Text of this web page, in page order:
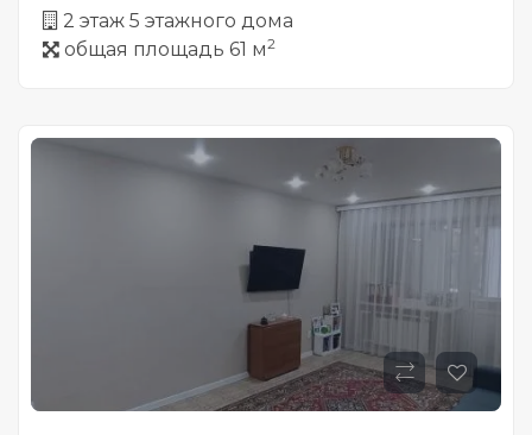
2 этаж 5 этажного дома
общая площадь 61 м2